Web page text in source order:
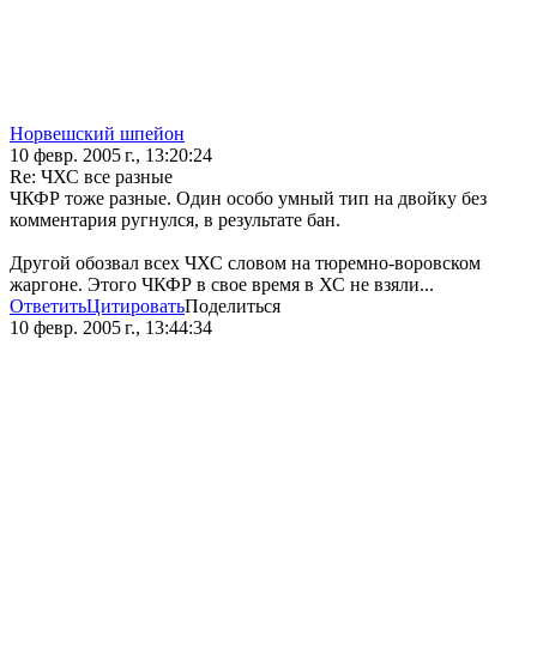
Норвешский шпейон
10 февр. 2005 г., 13:20:24
Re: ЧХС все разные
ЧКФР тоже разные. Один особо умный тип на двойку без
комментария ругнулся, в результате бан.
Другой обозвал всех ЧХС словом на тюремно-воровском
жаргоне. Этого ЧКФР в свое время в ХС не взяли...
ОтветитьЦитироватьПоделиться
10 февр. 2005 г., 13:44:34